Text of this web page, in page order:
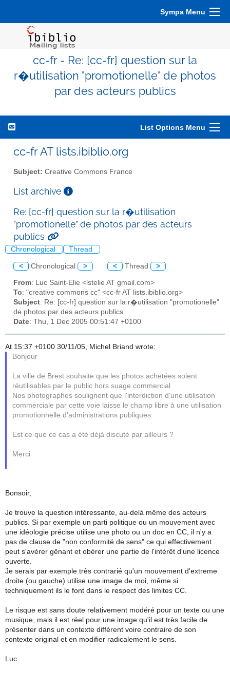
Sympa Menu
cc-fr - Re: [cc-fr] question sur la
r�utilisation "promotionelle" de photos
par des acteurs publics
List Options Menu
cc-fr AT lists.ibiblio.org
Subject: Creative Commons France
List archive
Re: [cc-fr] question sur la r�utilisation
"promotionelle" de photos par des acteurs
publics
Chronological Thread
< Chronological > < Thread >
From: Luc Saint-Elie <lstelie AT gmail.com>
To: "creative commons cc" <cc-fr AT lists.ibiblio.org>
Subject: Re: [cc-fr] question sur la r�utilisation "promotionelle"
de photos par des acteurs publics
Date: Thu, 1 Dec 2005 00:51:47 +0100
At 15:37 +0100 30/11/05, Michel Briand wrote:
Bonjour
La ville de Brest souhaite que les photos achetées soient
réutilisables par le public hors suage commercial
Nos photographes soulignent que l'interdiction d'une utilisation
commerciale par cette voie laisse le champ libre à une utilisation
promotionnelle d'administrations publiques.
Est ce que ce cas a été déjà discuté par ailleurs ?
Merci
Bonsoir,
Je trouve la question intéressante, au-delà même des acteurs
publics. Si par exemple un parti politique ou un mouvement avec
une idéologie précise utilise une photo ou un doc en CC, il n'y a
pas de clause de "non conformité de sens" ce qui effectivement
peut s'avérer gênant et obérer une partie de l'intérêt d'une licence
ouverte.
Je serais par exemple très contrarié qu'un mouvement d'extreme
droite (ou gauche) utilise une image de moi, même si
techniquement ils le font dans le respect des limites CC.
Le risque est sans doute relativement modéré pour un texte ou une
musique, mais il est réel pour une image qu'il est très facile de
présenter dans un contexte différent voire contraire de son
contexte original et en modifier radicalement le sens.
Luc